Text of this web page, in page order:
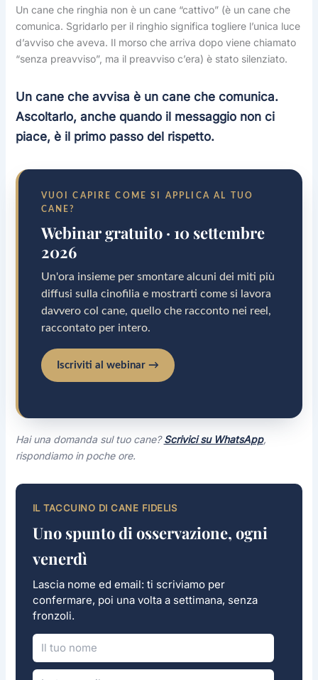
Un cane che ringhia non è un cane “cattivo” (è un cane che
comunica. Sgridarlo per il ringhio significa togliere l’unica luce
d’avviso che aveva. Il morso che arriva dopo viene chiamato
“senza preavviso”, ma il preavviso c’era) è stato silenziato.
Un cane che avvisa è un cane che comunica.
Ascoltarlo, anche quando il messaggio non ci
piace, è il primo passo del rispetto.
VUOI CAPIRE COME SI APPLICA AL TUO
CANE?
Webinar gratuito · 10 settembre
2026
Un'ora insieme per smontare alcuni dei miti più
diffusi sulla cinofilia e mostrarti come si lavora
davvero col cane, quello che racconto nei reel,
raccontato per intero.
Iscriviti al webinar →
Hai una domanda sul tuo cane?Scrivici su WhatsApp,
rispondiamo in poche ore.
IL TACCUINO DI CANE FIDELIS
Uno spunto di osservazione, ogni
venerdì
Lascia nome ed email: ti scriviamo per
confermare, poi una volta a settimana, senza
fronzoli.